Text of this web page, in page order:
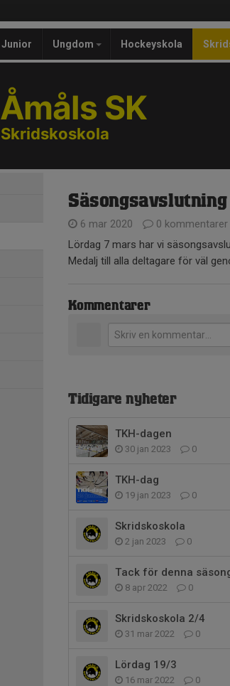
Junior Ungdom Hockeyskola
Åmåls SK
Skridskoskola
Säsongsavslutning
6 mar 2020
0 kommentarer
Lördag 7 mars har vi
Medalj till alla deltagare för väl
Kommentarer
Tidigare nyheter
TKH-dagen
30 jan 2023 0
TKH-dag
19 jan 2023 0
Skridskoskola
2 jan 2023 0
Tack för denna
8 apr 2022 0
Skridskoskola 2/4
31 mar 2022 0
Lördag 19/3
16 mar 2022 0